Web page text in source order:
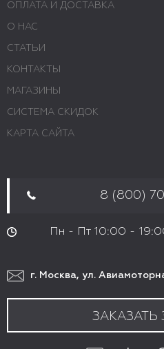
ОПЛАТА И ДОСТАВКА
О НАС
СТАТЬИ
КОНТАКТЫ
МАГАЗИНЫ
СИСТЕМА СКИДОК
КАРТА САЙТА
8 (800)
Пн - Пт 10:00 -
г. Москва, ул.
ЗАКАЗАТЬ